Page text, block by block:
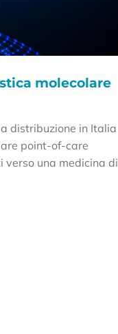
molecolare
distribuzione in Italia
point-of-care
verso una medicina di